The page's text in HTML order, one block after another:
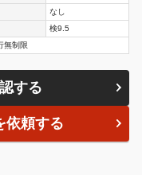
なし
検9.5
無制限
する
依頼する